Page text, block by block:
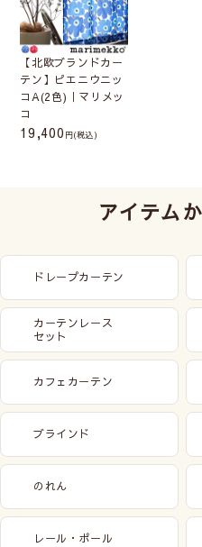
【北欧ブランドカー
テン】ピエニウニッ
コA(2色)｜マリメッ
コ
19,400 (税込)
アイテム
ドレープカーテン
カーテンレース
セット
カフェカーテン
ブラインド
のれん
レール・ポール